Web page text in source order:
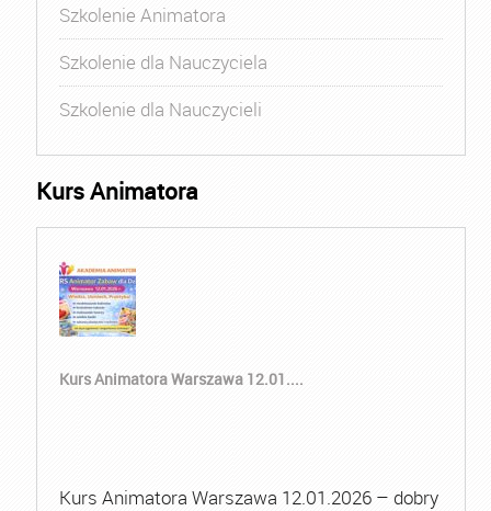
Szkolenie Animatora
Szkolenie dla Nauczyciela
Szkolenie dla Nauczycieli
Kurs Animatora
Kurs Animatora Warszawa 12.01....
Kurs Animatora Warszawa 12.01.2026 – dobry